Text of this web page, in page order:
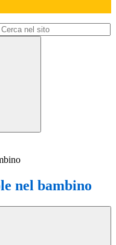
nel bambino